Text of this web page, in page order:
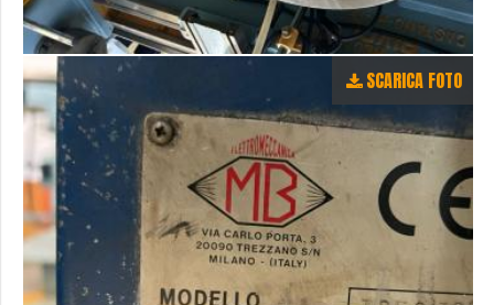
SCARICA FOTO